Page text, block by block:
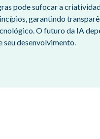
pode sufocar a
garantindo
O futuro da IA
seu desenvolvimento.